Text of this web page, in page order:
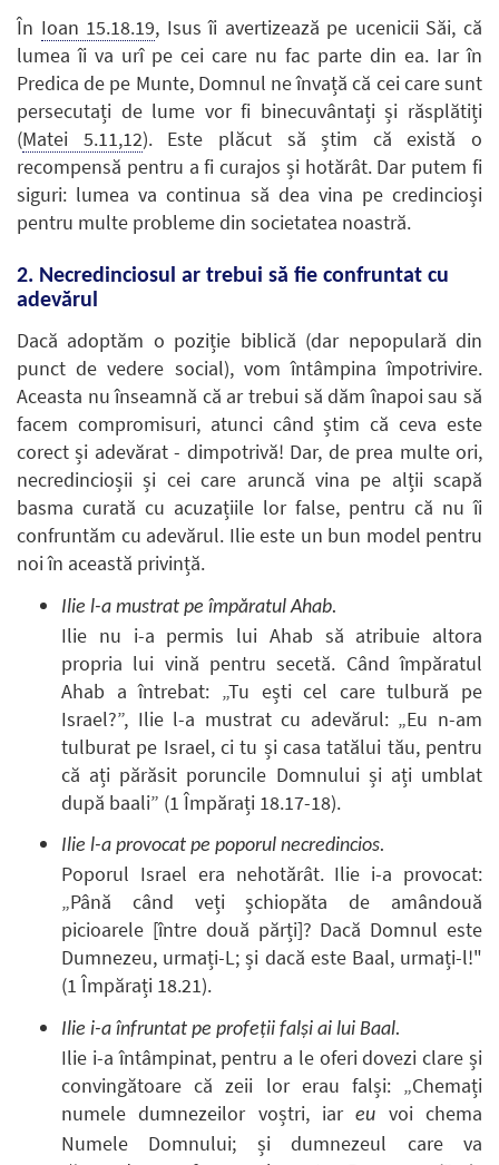
În Ioan 15.18.19, Isus îi avertizează pe ucenicii Săi, că
lumea îi va urî pe cei care nu fac parte din ea. Iar în
Predica de pe Munte, Domnul ne învață că cei care sunt
persecutați de lume vor fi binecuvântați și răsplătiți
(Matei 5.11,12). Este plăcut să știm că există o
recompensă pentru a fi curajos și hotărât. Dar putem fi
siguri: lumea va continua să dea vina pe credincioși
pentru multe probleme din societatea noastră.
2. Necredinciosul ar trebui să fie confruntat cu
adevărul
Dacă adoptăm o poziție biblică (dar nepopulară din
punct de vedere social), vom întâmpina împotrivire.
Aceasta nu înseamnă că ar trebui să dăm înapoi sau să
facem compromisuri, atunci când știm că ceva este
corect și adevărat - dimpotrivă! Dar, de prea multe ori,
necredincioșii și cei care aruncă vina pe alții scapă
basma curată cu acuzațiile lor false, pentru că nu îi
confruntăm cu adevărul. Ilie este un bun model pentru
noi în această privință.
Ilie l-a mustrat pe împăratul Ahab.
Ilie nu i-a permis lui Ahab să atribuie altora
propria lui vină pentru secetă. Când împăratul
Ahab a întrebat: „Tu ești cel care tulbură pe
Israel?”, Ilie l-a mustrat cu adevărul: „Eu n-am
tulburat pe Israel, ci tu și casa tatălui tău, pentru
că ați părăsit poruncile Domnului și ați umblat
după baali” (1 Împărați 18.17-18).
Ilie l-a provocat pe poporul necredincios.
Poporul Israel era nehotărât. Ilie i-a provocat:
„Până când veți șchiopăta de amândouă
picioarele [între două părți]? Dacă Domnul este
Dumnezeu, urmați-L; și dacă este Baal, urmați-l!"
(1 Împărați 18.21).
Ilie i-a înfruntat pe profeții falși ai lui Baal.
Ilie i-a întâmpinat, pentru a le oferi dovezi clare și
convingătoare că zeii lor erau falși: „Chemați
numele dumnezeilor voștri, iareu
voi chema
Numele Domnului; și dumnezeul care va